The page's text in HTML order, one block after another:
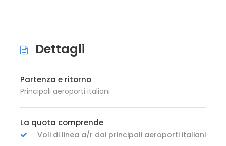
Dettagli
Partenza e ritorno
Principali aeroporti italiani
La quota comprende
Voli di linea a/r dai principali aeroporti italiani